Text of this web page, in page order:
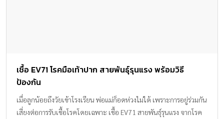
เชื้อ EV71 โรคมือเท้าปาก สายพันธุ์รุนแรง พร้อมวิธี
ป้องกัน
เมื่อลูกน้อยถึงวัยเข้าโรงเรียน พ่อแม่ก็อดห่วงไม่ได้ เพราะการอยู่ร่วมกัน
เสี่ยงต่อการรับเชื้อโรคโดยเฉพาะ เชื้อ EV71 สายพันธุ์รุนแรง จากโรค